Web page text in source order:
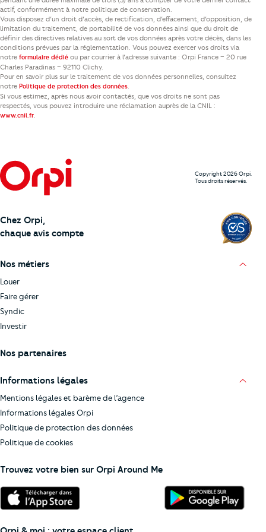
actif, conformément à notre politique de conservation.
Vous disposez d’un droit d’accès, de rectification, d’effacement, d’opposition, de
limitation du traitement, de portabilité de vos données ainsi que du droit de
définir des directives relatives au sort de vos données après votre décès, dans les
conditions prévues par la réglementation. Vous pouvez exercer vos droits via
notre formulaire dédié ou par courrier à l’adresse suivante : Orpi France – 20 rue
Charles Paradinas – 92110 Clichy.
Pour en savoir plus sur le traitement de vos données personnelles, consultez
notre Politique de protection des données.
Si vous estimez, après nous avoir contactés, que vos droits ne sont pas
respectés, vous pouvez introduire une réclamation auprès de la CNIL :
www.cnil.fr.
Copyright 2026 Orpi.
Tous droits réservés.
Chez Orpi,
chaque avis compte
Nos métiers
Louer
Faire gérer
Syndic
Investir
Nos partenaires
Informations légales
Mentions légales et barème de l’agence
Informations légales Orpi
Politique de protection des données
Politique de cookies
Trouvez votre bien sur Orpi Around Me